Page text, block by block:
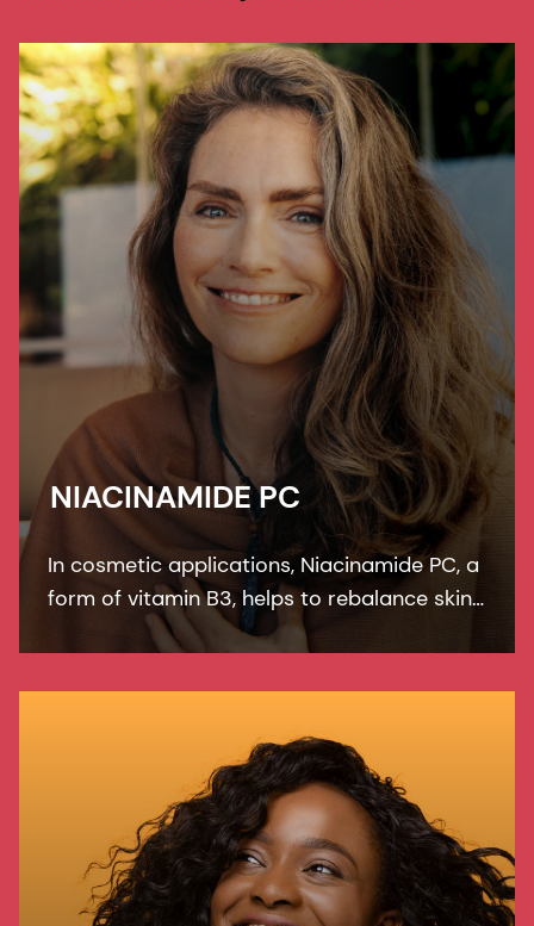
NIACINAMIDE PC
In cosmetic applications, Niacinamide PC, a
form of vitamin B3, helps to rebalance skin
pigmentation, refines pores and improves
and blue light damage.